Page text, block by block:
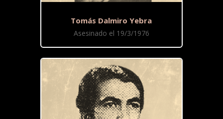
Tomás Dalmiro Yebra
Asesinado el 19/3/1976